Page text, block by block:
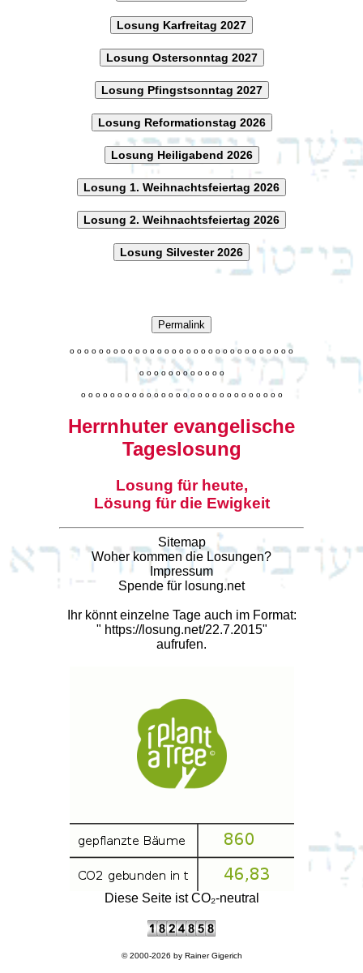
Losung Karfreitag 2027
Losung Ostersonntag 2027
Losung Pfingstsonntag 2027
Losung Reformationstag 2026
Losung Heiligabend 2026
Losung 1. Weihnachtsfeiertag 2026
Losung 2. Weihnachtsfeiertag 2026
Losung Silvester 2026
Permalink
o o o o o o o o o o o o o o o o o o o o o o o o o o o o o o o
o o o o o o o o o o o o
o o o o o o o o o o o o o o o o o o o o o o o o o o o o
Herrnhuter evangelische
Tageslosung
Losung für heute,
Lösung für die Ewigkeit
Sitemap
Woher kommen die Losungen?
Impressum
Spende für losung.net
Ihr könnt einzelne Tage auch im Format:
" https://losung.net/22.7.2015"
aufrufen.
Diese Seite ist CO₂-neutral
© 2000-2026 by Rainer Gigerich